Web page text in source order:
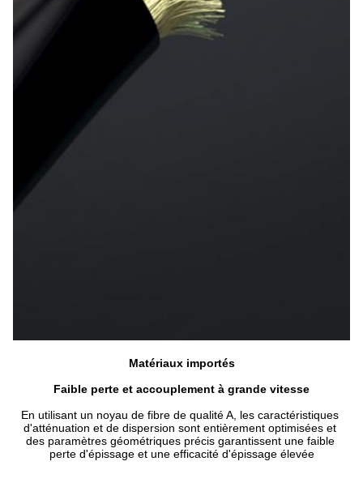
Matériaux importés
Faible perte et accouplement à grande vitesse
En utilisant un noyau de fibre de qualité A, les caractéristiques
d'atténuation et de dispersion sont entièrement optimisées et
des paramètres géométriques précis garantissent une faible
perte d'épissage et une efficacité d'épissage élevée